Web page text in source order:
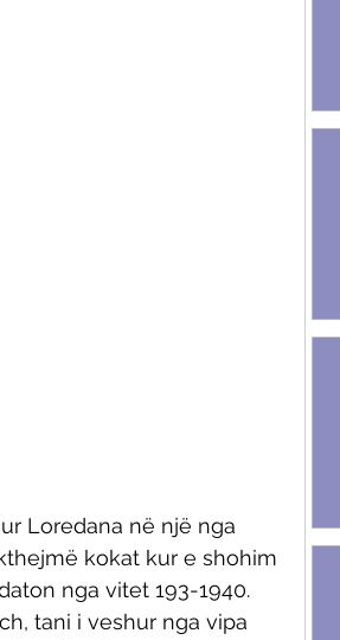
Loredana në një nga
kokat kur e shohim
nga vitet 193-1940.
tani i veshur nga vipa